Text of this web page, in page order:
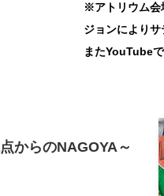
※アトリウム会
ジョンにより
またYouTube
からのNAGOYA～